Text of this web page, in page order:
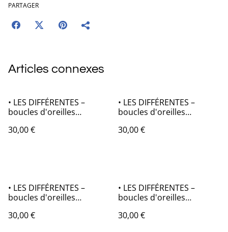
PARTAGER
Articles connexes
• LES DIFFÉRENTES –
boucles d'oreilles
30,00 €
• LES DIFFÉRENTES –
boucles d'oreilles
30,00 €
• LES DIFFÉRENTES –
boucles d'oreilles
30,00 €
• LES DIFFÉRENTES –
boucles d'oreilles
30,00 €